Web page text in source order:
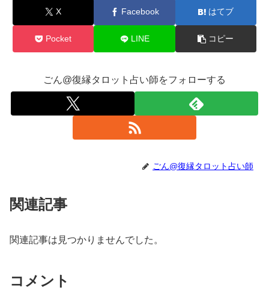
X Facebook はてブ
Pocket LINE コピー
ごん@復縁タロット占い師をフォローする
ごん@復縁タロット占い師
関連記事
関連記事は見つかりませんでした。
コメント